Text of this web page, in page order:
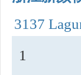
3137
1